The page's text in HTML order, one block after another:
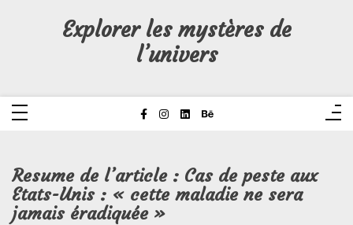
Explorer les mystères de
l’univers
Resume de l’article : Cas de peste aux
Etats-Unis : « cette maladie ne sera
jamais éradiquée »